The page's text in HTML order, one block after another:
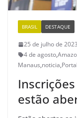
BRASIL DESTAQUE
25 de julho de 2023
4 de agosto,
Manaus,noticia,
estão